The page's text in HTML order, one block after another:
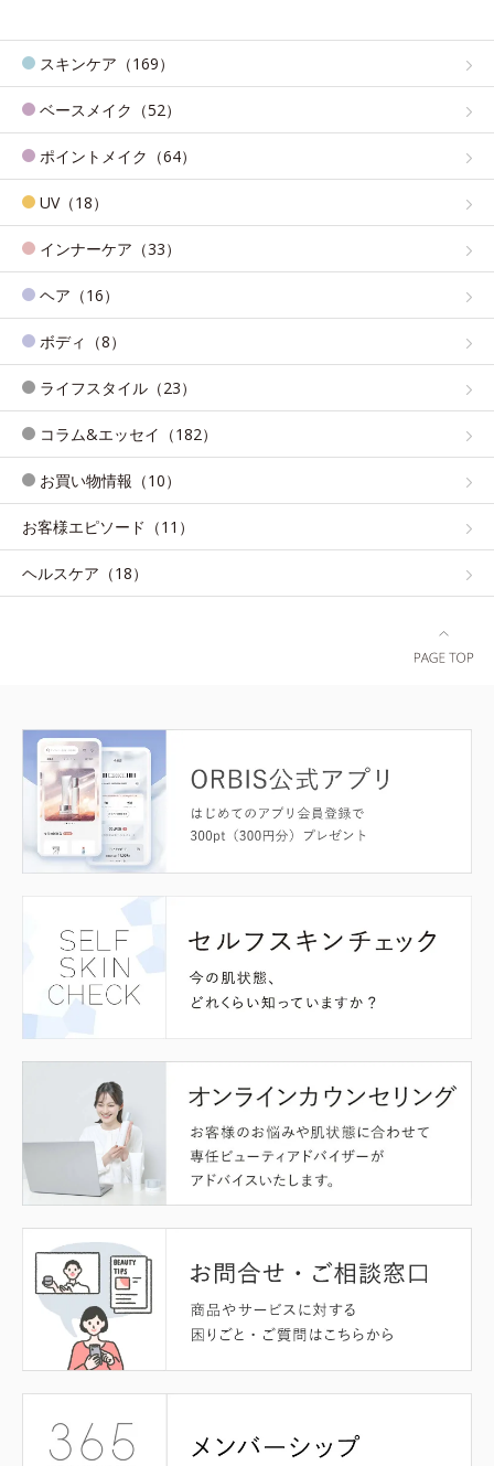
スキンケア（169）
ベースメイク（52）
ポイントメイク（64）
UV（18）
インナーケア（33）
ヘア（16）
ボディ（8）
ライフスタイル（23）
コラム&エッセイ（182）
お買い物情報（10）
お客様エピソード（11）
ヘルスケア（18）